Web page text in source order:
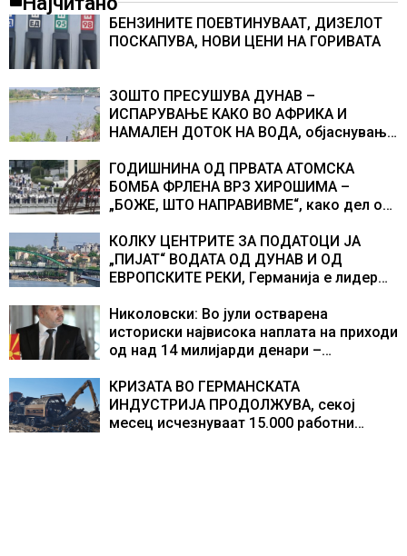
БЕНЗИНИТЕ ПОЕВТИНУВААТ, ДИЗЕЛОТ
ПОСКАПУВА, НОВИ ЦЕНИ НА ГОРИВАТА
ЗОШТО ПРЕСУШУВА ДУНАВ –
ИСПАРУВАЊЕ КАКО ВО АФРИКА И
НАМАЛЕН ДОТОК НА ВОДА, објаснување
ГОДИШНИНА ОД ПРВАТА АТОМСКА
БОМБА ФРЛЕНА ВРЗ ХИРОШИМА –
„БОЖЕ, ШТО НАПРАВИВМЕ“, како дел од
учесниците во бомбардирањето го
доживуваа овој настан што го промени
текот на историјата
КОЛКУ ЦЕНТРИТЕ ЗА ПОДАТОЦИ ЈА
„ПИЈАТ“ ВОДАТА ОД ДУНАВ И ОД
ЕВРОПСКИТЕ РЕКИ, Германија е лидер
центри за податоци
Николовски: Во јули остварена
историски највисока наплата на приходи
од над 14 милијарди денари –
резултати
КРИЗАТА ВО ГЕРМАНСКАТА
ИНДУСТРИЈА ПРОДОЛЖУВА, секој
месец исчезнуваат 15.000 работни